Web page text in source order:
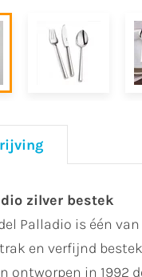
zilver bestek
Palladio is één
en verfijnd
ontworpen in 1992